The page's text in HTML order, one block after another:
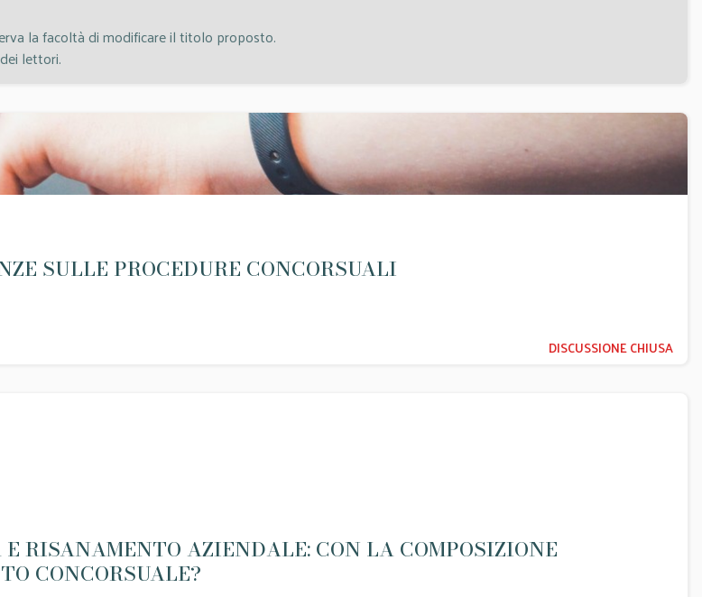
la facoltà di modificare il titolo proposto.
lettori.
SULLE PROCEDURE CONCORSUALI
DISCUSSIONE CHIUSA
RISANAMENTO AZIENDALE: CON LA COMPOSIZIONE
CONCORSUALE?